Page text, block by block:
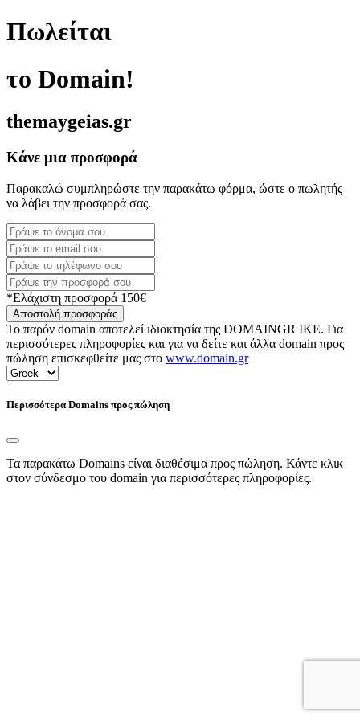
Πωλείται
το Domain!
themaygeias.gr
Κάνε μια προσφορά
Παρακαλώ συμπληρώστε την παρακάτω φόρμα, ώστε ο πωλητής
να λάβει την προσφορά σας.
*Ελάχιστη προσφορά 150€
Αποστολή προσφοράς
Το παρόν domain αποτελεί ιδιοκτησία της DOMAINGR ΙΚΕ. Για
περισσότερες πληροφορίες και για να δείτε και άλλα domain προς
πώληση επισκεφθείτε μας στο www.domain.gr
Περισσότερα Domains προς πώληση
Τα παρακάτω Domains είναι διαθέσιμα προς πώληση. Κάντε κλικ
στον σύνδεσμο του domain για περισσότερες πληροφορίες.